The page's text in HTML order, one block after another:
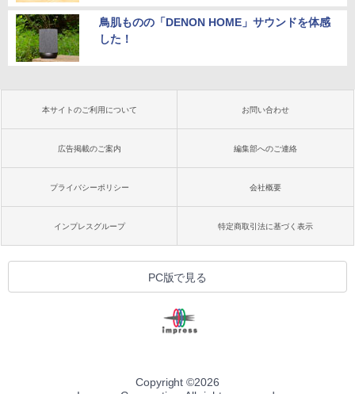
鳥肌ものの「DENON HOME」サウンドを体感
した！
本サイトのご利用について お問い合わせ
広告掲載のご案内 編集部へのご連絡
プライバシーポリシー 会社概要
インプレスグループ 特定商取引法に基づく表示
PC版で見る
Copyright ©2026